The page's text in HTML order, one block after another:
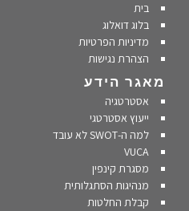
בית
בלוג דואלוג
מדיניות הפרטיות
הצהרת נגישות
מאגר הידע
אסטרטגיה
ייעוץ אסטרטגי
למה ה-SWOT לא עובד
VUCA
מסגרת קינפין
מנהיגות הסתגלותית
קבלת החלטות